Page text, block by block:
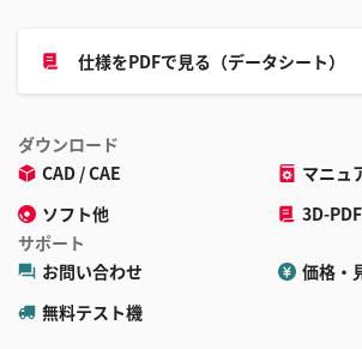
仕様をPDFで見る（データシート）
ダウンロード
CAD / CAE
マニュ
ソフト他
3D-PDF
サポート
お問い合わせ
価格・
無料テスト機